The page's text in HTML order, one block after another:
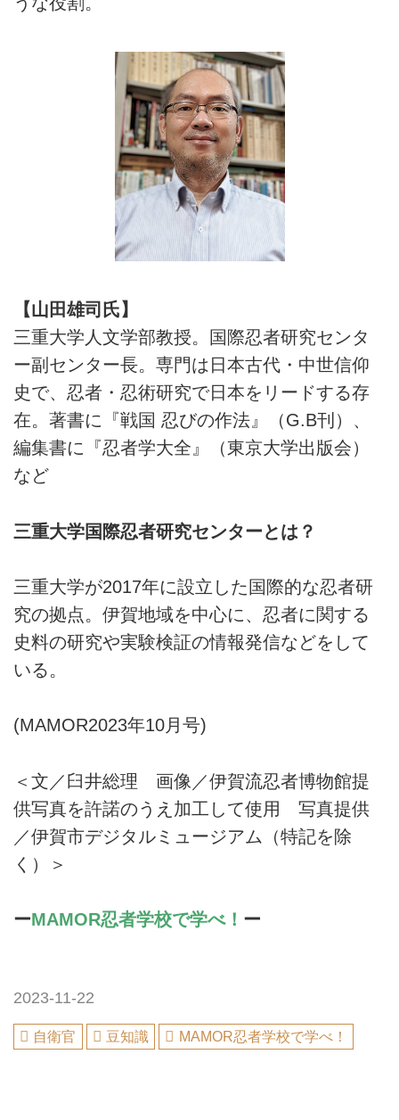
【山田雄司氏】
三重大学人文学部教授。国際忍者研究センタ
ー副センター長。専門は日本古代・中世信仰
史で、忍者・忍術研究で日本をリードする存
在。著書に『戦国 忍びの作法』（G.B刊）、
編集書に『忍者学大全』（東京大学出版会）
など
三重大学国際忍者研究センターとは？
三重大学が2017年に設立した国際的な忍者研
究の拠点。伊賀地域を中心に、忍者に関する
史料の研究や実験検証の情報発信などをして
いる。
(MAMOR2023年10月号)
＜文／臼井総理 画像／伊賀流忍者博物館提
供写真を許諾のうえ加工して使用 写真提供
／伊賀市デジタルミュージアム（特記を除
く）＞
ーMAMOR忍者学校で学べ！ ー
2023-11-22
自衛官 豆知識 MAMOR忍者学校で学べ！